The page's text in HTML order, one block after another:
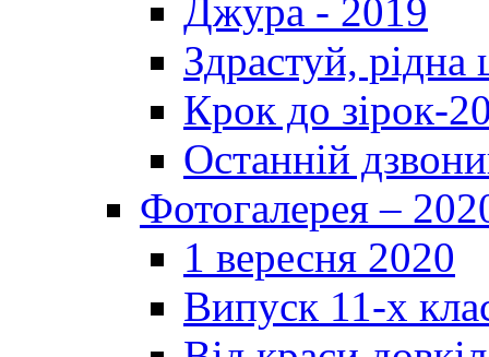
Джура - 2019
Здрастуй,
Крок до зірок-
Останній
Фотогалерея –
1 вересня 2020
Випуск 11-х